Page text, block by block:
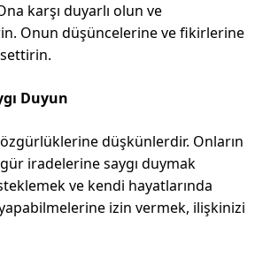
karşı duyarlı olun ve
Onun düşüncelerine ve fikirlerine
Duyun
düşkünlerdir. Onların
iradelerine saygı duymak
ve kendi hayatlarında
izin vermek, ilişkinizi